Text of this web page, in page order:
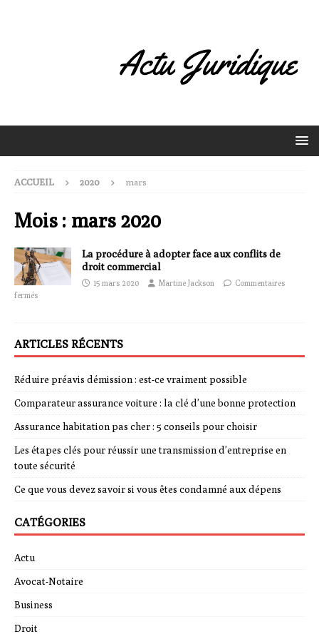
ACCUEIL 2020 mars
Mois : mars 2020
La procédure à adopter face aux conflits de
droit commercial
15 mars 2020 Martine Jackson
Commentaires
fermés
ARTICLES RÉCENTS
Réduire préavis démission : est-ce vraiment possible
Comparateur assurance voiture : la clé d’une bonne protection
Assurance habitation pas cher : 5 conseils pour choisir
Les étapes clés pour réussir une transmission d’entreprise en
toute sécurité
Ce que vous devez savoir si vous êtes condamné aux dépens
CATÉGORIES
Actu
Avocat-Notaire
Business
Droit